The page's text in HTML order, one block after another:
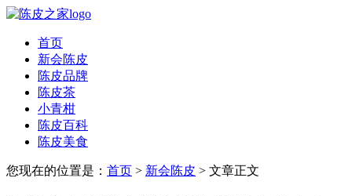
首页
新会陈皮
陈皮品牌
陈皮茶
小青柑
陈皮百科
陈皮美食
您现在的位置是： 首页 > 新会陈皮 > 文章正文